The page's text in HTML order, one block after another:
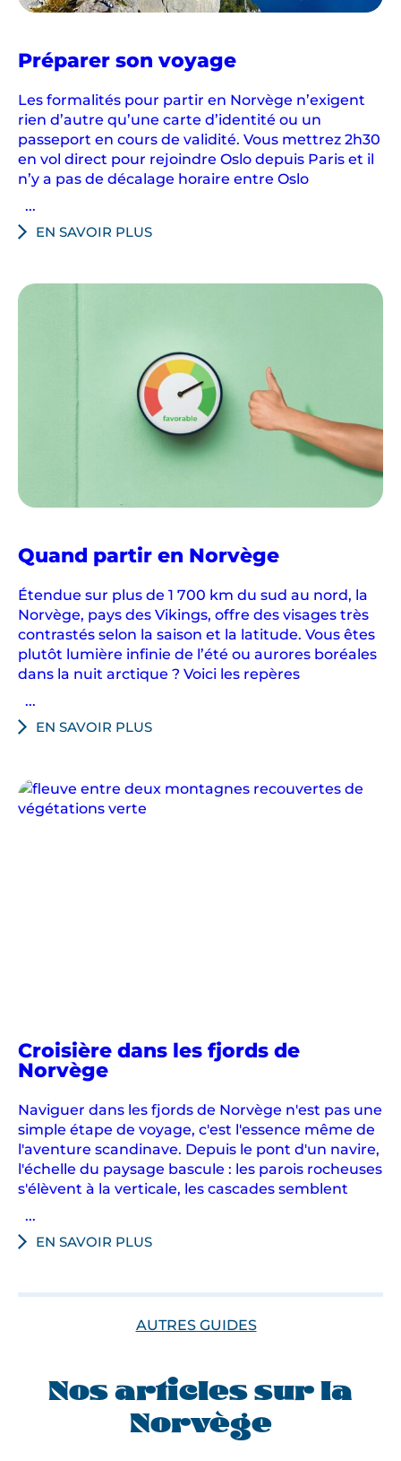
Préparer son voyageen
Les formalités pour partir en Norvège n’exigent
rien d’autre qu’une carte d’identité ou un
passeport en cours de validité. Vous mettrez 2h30
en vol direct pour rejoindre Oslo depuis Paris et il
n’y a pas de décalage horaire entre Oslo
...
EN SAVOIR PLUS
Quand partir en Norvège
Étendue sur plus de 1 700 km du sud au nord, la
Norvège, pays des Vikings, offre des visages très
contrastés selon la saison et la latitude. Vous êtes
plutôt lumière infinie de l’été ou aurores boréales
dans la nuit arctique ? Voici les repères
...
EN SAVOIR PLUS
Croisière dans les fjords de
Norvège
Naviguer dans les fjords de Norvège n'est pas une
simple étape de voyage, c'est l'essence même de
l'aventure scandinave. Depuis le pont d'un navire,
l'échelle du paysage bascule : les parois rocheuses
s'élèvent à la verticale, les cascades semblent
...
EN SAVOIR PLUS
AUTRES GUIDES
Nos articles sur la
Norvège